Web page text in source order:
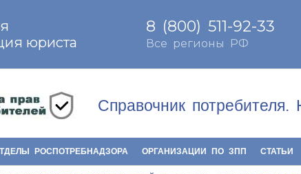
Справочник
РОСПОТРЕБНАДЗОРА ОРГАНИЗАЦИИ ПО ЗПП СТАТЬИ